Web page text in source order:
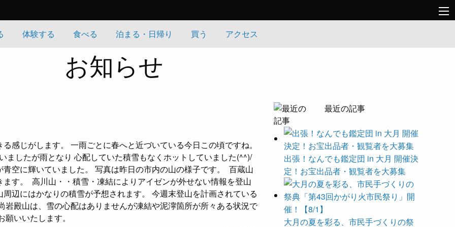
体験する 食べる 泊まる・日帰り 買う アクセス
お知らせ
感じがします。 一雨ごとに春へと近づいている今日この頃ですね。
ましたが雨となり 心配していた積雪もなくホットしていました(^^)/
空に輝いていました。 写真は昨日の市内の山の様子です。
百蔵山
す。
高川山・・積雪・凍結によりアイゼンが外せない情報を登山
辺にはかなりの積雪が予想されます。 今週末登山を計画されている
殿山は、雪の心配はありませんが凍結や泥濘箇所が所々ある状況で
いいたします。
最近の記事
出張！なんでも鑑定団 in 大月 開催決
定！お宝出品者・観覧者を大募集
大月の夏を彩る、市民手づくりの祭